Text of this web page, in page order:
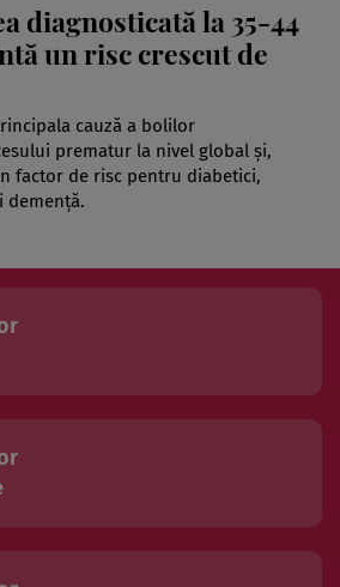
diagnosticată la 35-44
un risc crescut de
cauză a bolilor
prematur la nivel global și,
factor de risc pentru diabetici,
demență.